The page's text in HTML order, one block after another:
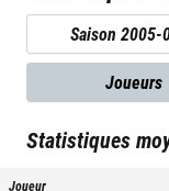
Saison 2005-
Joueurs
Statistiques
Joueur